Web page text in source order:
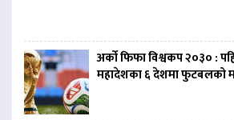
अर्को फिफा विश्वकप २०३० :
महादेशका ६ देशमा फुटबलको